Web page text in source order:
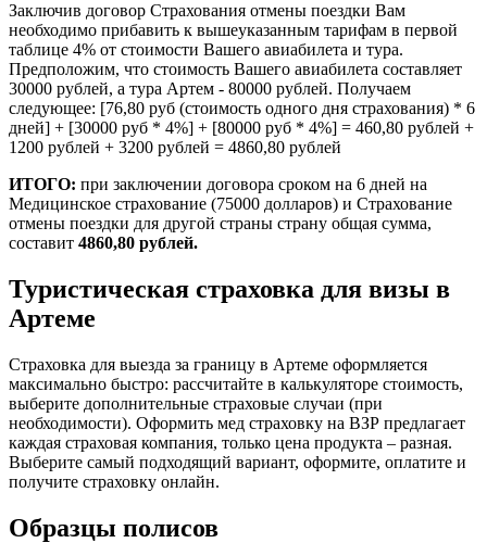
Заключив договор Страхования отмены поездки Вам
необходимо прибавить к вышеуказанным тарифам в первой
таблице 4% от стоимости Вашего авиабилета и тура.
Предположим, что стоимость Вашего авиабилета составляет
30000 рублей, а тура Артем - 80000 рублей. Получаем
следующее: [76,80 руб (стоимость одного дня страхования) * 6
дней] + [30000 руб * 4%] + [80000 руб * 4%] = 460,80 рублей +
1200 рублей + 3200 рублей = 4860,80 рублей
ИТОГО: при заключении договора сроком на 6 дней на
Медицинское страхование (75000 долларов) и Страхование
отмены поездки для другой страны страну общая сумма,
составит 4860,80 рублей.
Туристическая страховка для визы в
Артеме
Страховка для выезда за границу в Артеме оформляется
максимально быстро: рассчитайте в калькуляторе стоимость,
выберите дополнительные страховые случаи (при
необходимости). Оформить мед страховку на ВЗР предлагает
каждая страховая компания, только цена продукта – разная.
Выберите самый подходящий вариант, оформите, оплатите и
получите страховку онлайн.
Образцы полисов